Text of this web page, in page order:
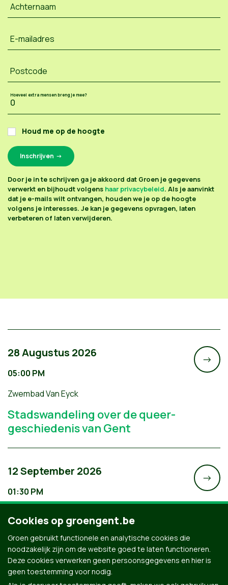
Achternaam
E-mailadres
Postcode
Hoeveel extra mensen breng je mee?
Houd me op de hoogte
Door je in te schrijven ga je akkoord dat Groen je gegevens
verwerkt en bijhoudt volgens haar privacybeleid. Als je aanvinkt
dat je e-mails wilt ontvangen, houden we je op de hoogte
volgens je interesses. Je kan je gegevens opvragen, laten
verbeteren of laten verwijderen.
28 Augustus 2026
05:00 PM
Zwembad Van Eyck
Stadswandeling over de queer-
geschiedenis van Gent
->
12 September 2026
01:30 PM
Nazomerfeest 2026
->
Cookies op groengent.be
Groen gebruikt functionele en analytische cookies die
noodzakelijk zijn om de website goed te laten functioneren.
Deze cookies verwerken geen persoonsgegevens en hier is
geen toestemming voor nodig.